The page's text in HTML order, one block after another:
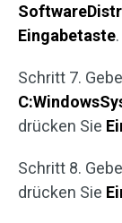
Eingabetaste.
Schritt 7.
drücken Sie
Schritt 8.
drücken Sie